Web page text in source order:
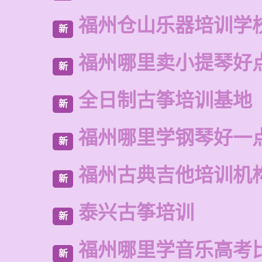
新 福州仓山乐器培训学
新 福州哪里卖小提琴好
新 全日制古筝培训基地
新 福州哪里学钢琴好一
新 福州古典吉他培训机
新 泰兴古筝培训
新 福州哪里学音乐高考